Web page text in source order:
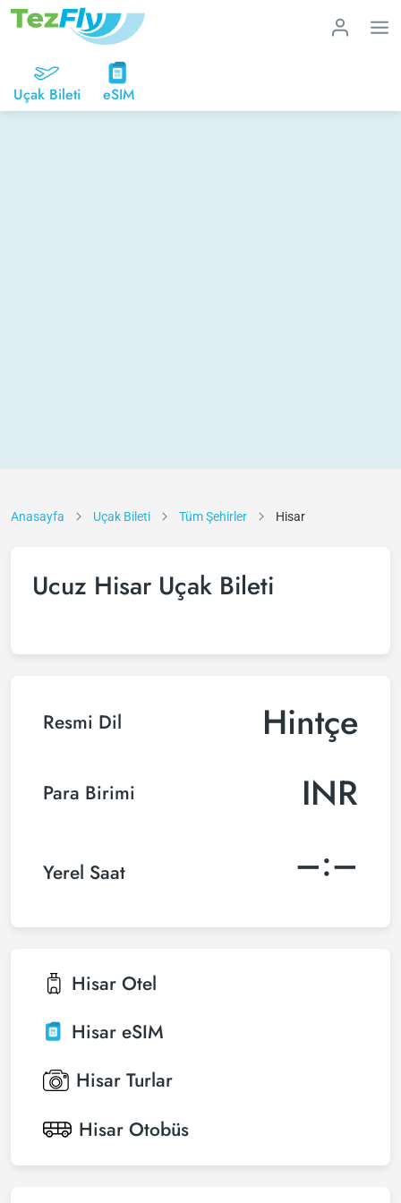
Uçak Bileti eSIM
Anasayfa Uçak Bileti Tüm Şehirler Hisar
Ucuz Hisar Uçak Bileti
Resmi Dil Hintçe
Para Birimi INR
Yerel Saat –:–
Hisar Otel
Hisar eSIM
Hisar Turlar
Hisar Otobüs